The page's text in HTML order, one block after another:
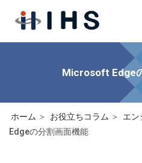
Microsoft Edge
ホーム お役立ちコラム エン
Edgeの分割画面機能